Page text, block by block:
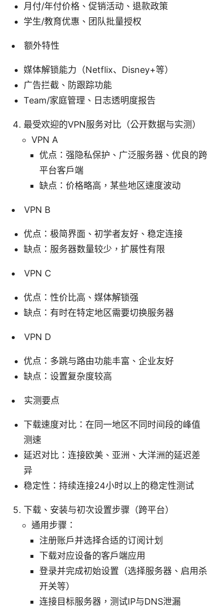
月付/年付价格、促销活动、退款政策
学生/教育优惠、团队批量授权
额外特性
媒体解锁能力（Netflix、Disney+等）
广告拦截、防跟踪功能
Team/家庭管理、日志透明度报告
最受欢迎的VPN服务对比（公开数据与实测）
VPN A
优点：强隐私保护、广泛服务器、优良的跨
平台客户端
缺点：价格略高，某些地区速度波动
VPN B
优点：极简界面、初学者友好、稳定连接
缺点：服务器数量较少，扩展性有限
VPN C
优点：性价比高、媒体解锁强
缺点：有时在特定地区需要切换服务器
VPN D
优点：多跳与路由功能丰富、企业友好
缺点：设置复杂度较高
实测要点
下载速度对比：在同一地区不同时间段的峰值
测速
延迟对比：连接欧美、亚洲、大洋洲的延迟差
异
稳定性：持续连接24小时以上的稳定性测试
下载、安装与初次设置步骤（跨平台）
通用步骤：
注册账户并选择合适的订阅计划
下载对应设备的客户端应用
登录并完成初始设置（选择服务器、启用杀
开关等）
连接目标服务器，测试IP与DNS泄漏